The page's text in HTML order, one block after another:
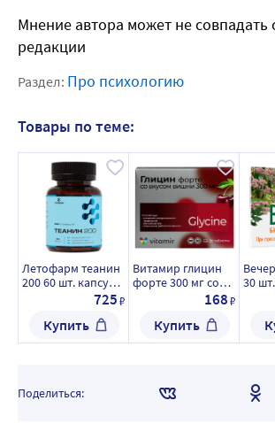
Мнение автора может не совпадать
редакции
Раздел: Про психологию
Товары по теме:
Летофарм теанин
200 60 шт. капсулы
725₽
Купить
Витамир глицин
форте 300 мг со
вкусом вишни 30
массой 634 мг
168₽
Купить
30
Поделиться: